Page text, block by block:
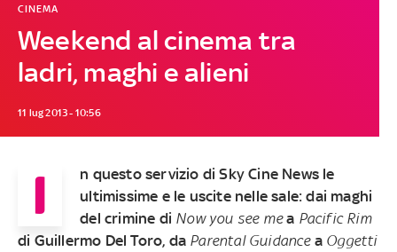
Weekend al cinema tra
ladri, maghi e alieni
CINEMA
11 lug 2013 - 10:56
I
n questo servizio di Sky Cine News le
ultimissime e le uscite nelle sale: dai maghi
del crimine di Now you see mea Pacific Rim
di Guillermo Del Toro, da Parental Guidancea Oggetti